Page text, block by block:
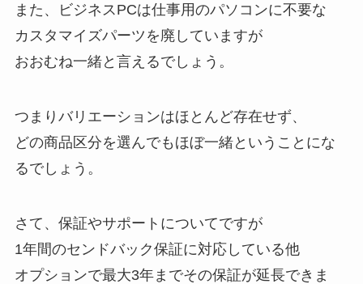
また、ビジネスPCは仕事用のパソコンに不要な
カスタマイズパーツを廃していますが
おおむね一緒と言えるでしょう。
つまりバリエーションはほとんど存在せず、
どの商品区分を選んでもほぼ一緒ということにな
るでしょう。
さて、保証やサポートについてですが
1年間のセンドバック保証に対応している他
オプションで最大3年までその保証が延長できま